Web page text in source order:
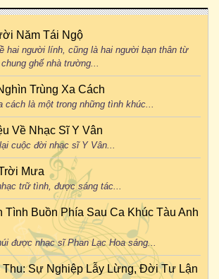
Năm Tái Ngộ
hai người lính, cũng là hai người bạn thân từ
ghế nhà trường...
Trùng Xa Cách
cách là một trong những tình khúc...
Về Nhạc Sĩ Y Vân
cuộc đời nhạc sĩ Y Vân...
Mưa
trữ tình, được sáng tác...
Tình Buồn Phía Sau Ca Khúc Tàu Anh
được nhạc sĩ Phan Lạc Hoa sáng...
Thu: Sự Nghiệp Lẫy Lừng, Đời Tư Lận